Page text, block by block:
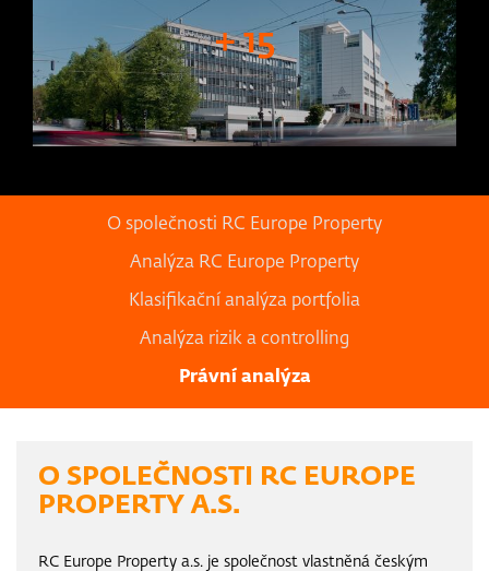
+ 15
O společnosti RC Europe Property
Analýza RC Europe Property
Klasifikační analýza portfolia
Analýza rizik a controlling
Právní analýza
O SPOLEČNOSTI RC EUROPE
PROPERTY A.S.
RC Europe Property a.s. je společnost vlastněná českým